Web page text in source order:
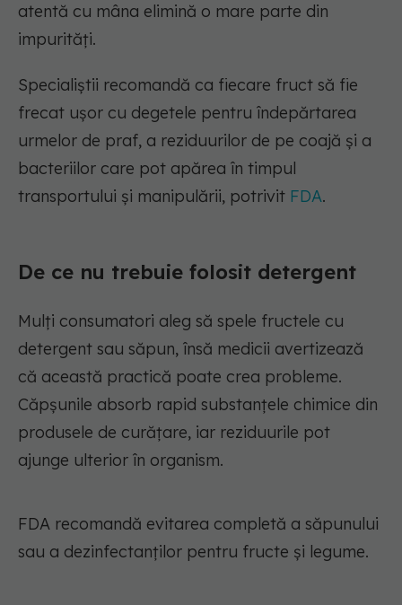
atentă cu mâna elimină o mare parte din
impurități.
Specialiștii recomandă ca fiecare fruct să fie
frecat ușor cu degetele pentru îndepărtarea
urmelor de praf, a reziduurilor de pe coajă și a
bacteriilor care pot apărea în timpul
transportului și manipulării, potrivit FDA.
De ce nu trebuie folosit detergent
Mulți consumatori aleg să spele fructele cu
detergent sau săpun, însă medicii avertizează
că această practică poate crea probleme.
Căpșunile absorb rapid substanțele chimice din
produsele de curățare, iar reziduurile pot
ajunge ulterior în organism.
FDA recomandă evitarea completă a săpunului
sau a dezinfectanților pentru fructe și legume.